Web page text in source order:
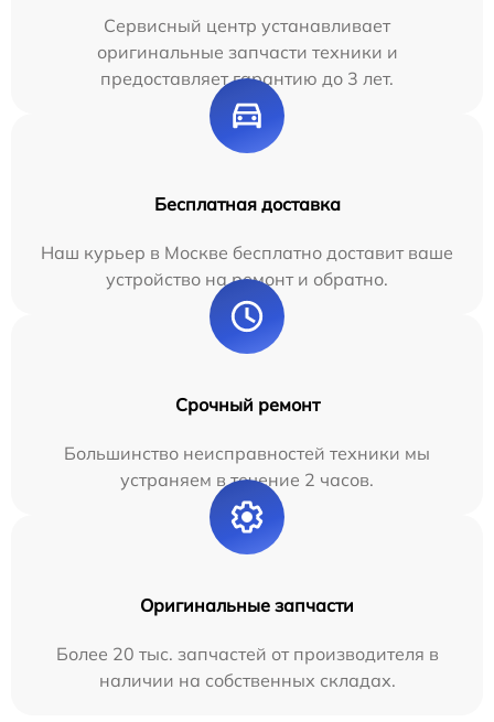
Сервисный центр устанавливает
оригинальные запчасти техники и
предоставляет гарантию до 3 лет.
Бесплатная доставка
Наш курьер в Москве бесплатно доставит ваше
устройство на ремонт и обратно.
Срочный ремонт
Большинство неисправностей техники мы
устраняем в течение 2 часов.
Оригинальные запчасти
Более 20 тыс. запчастей от производителя в
наличии на собственных складах.